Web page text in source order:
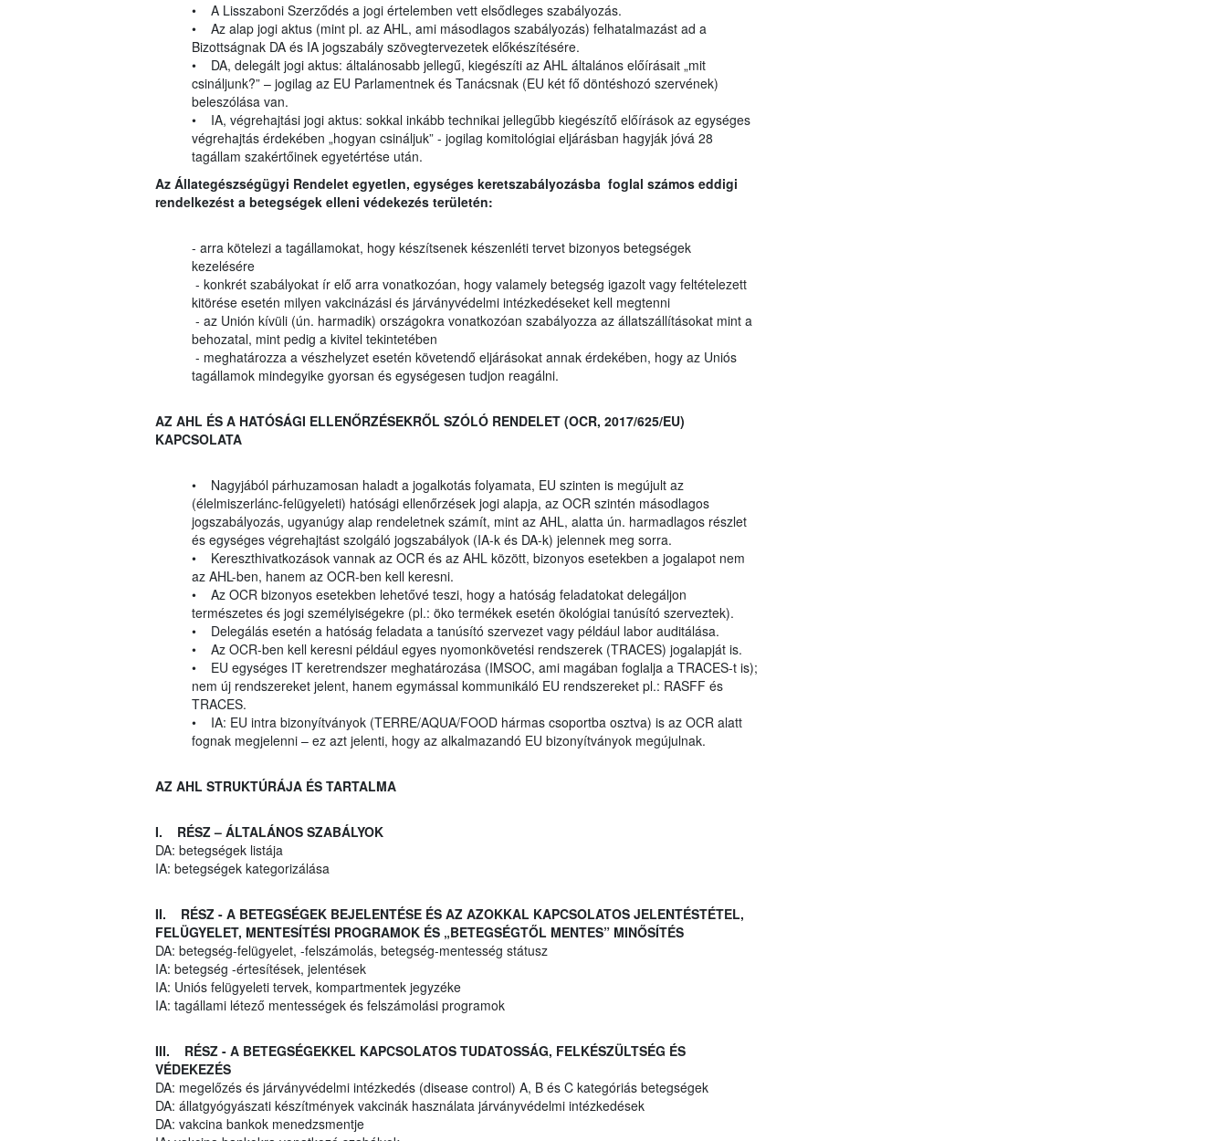
• A Lisszaboni Szerződés a jogi értelemben vett elsődleges szabályozás.
• Az alap jogi aktus (mint pl. az AHL, ami másodlagos szabályozás) felhatalmazást ad a
Bizottságnak DA és IA jogszabály szövegtervezetek előkészítésére.
• DA, delegált jogi aktus: általánosabb jellegű, kiegészíti az AHL általános előírásait „mit
csináljunk?” – jogilag az EU Parlamentnek és Tanácsnak (EU két fő döntéshozó szervének)
beleszólása van.
• IA, végrehajtási jogi aktus: sokkal inkább technikai jellegűbb kiegészítő előírások az egységes
végrehajtás érdekében „hogyan csináljuk” - jogilag komitológiai eljárásban hagyják jóvá 28
tagállam szakértőinek egyetértése után.
Az Állategészségügyi Rendelet egyetlen, egységes keretszabályozásba foglal számos eddigi
rendelkezést a betegségek elleni védekezés területén:
- arra kötelezi a tagállamokat, hogy készítsenek készenléti tervet bizonyos betegségek
kezelésére
- konkrét szabályokat ír elő arra vonatkozóan, hogy valamely betegség igazolt vagy feltételezett
kitörése esetén milyen vakcinázási és járványvédelmi intézkedéseket kell megtenni
- az Unión kívüli (ún. harmadik) országokra vonatkozóan szabályozza az állatszállításokat mint a
behozatal, mint pedig a kivitel tekintetében
- meghatározza a vészhelyzet esetén követendő eljárásokat annak érdekében, hogy az Uniós
tagállamok mindegyike gyorsan és egységesen tudjon reagálni.
AZ AHL ÉS A HATÓSÁGI ELLENŐRZÉSEKRŐL SZÓLÓ RENDELET (OCR, 2017/625/EU)
KAPCSOLATA
• Nagyjából párhuzamosan haladt a jogalkotás folyamata, EU szinten is megújult az
(élelmiszerlánc-felügyeleti) hatósági ellenőrzések jogi alapja, az OCR szintén másodlagos
jogszabályozás, ugyanúgy alap rendeletnek számít, mint az AHL, alatta ún. harmadlagos részlet
és egységes végrehajtást szolgáló jogszabályok (IA-k és DA-k) jelennek meg sorra.
• Kereszthivatkozások vannak az OCR és az AHL között, bizonyos esetekben a jogalapot nem
az AHL-ben, hanem az OCR-ben kell keresni.
• Az OCR bizonyos esetekben lehetővé teszi, hogy a hatóság feladatokat delegáljon
természetes és jogi személyiségekre (pl.: öko termékek esetén ökológiai tanúsító szerveztek).
• Delegálás esetén a hatóság feladata a tanúsító szervezet vagy például labor auditálása.
• Az OCR-ben kell keresni például egyes nyomonkövetési rendszerek (TRACES) jogalapját is.
• EU egységes IT keretrendszer meghatározása (IMSOC, ami magában foglalja a TRACES-t is);
nem új rendszereket jelent, hanem egymással kommunikáló EU rendszereket pl.: RASFF és
TRACES.
• IA: EU intra bizonyítványok (TERRE/AQUA/FOOD hármas csoportba osztva) is az OCR alatt
fognak megjelenni – ez azt jelenti, hogy az alkalmazandó EU bizonyítványok megújulnak.
AZ AHL STRUKTÚRÁJA ÉS TARTALMA
I. RÉSZ – ÁLTALÁNOS SZABÁLYOK
DA: betegségek listája
IA: betegségek kategorizálása
II. RÉSZ - A BETEGSÉGEK BEJELENTÉSE ÉS AZ AZOKKAL KAPCSOLATOS JELENTÉSTÉTEL,
FELÜGYELET, MENTESÍTÉSI PROGRAMOK ÉS „BETEGSÉGTŐL MENTES” MINŐSÍTÉS
DA: betegség-felügyelet, -felszámolás, betegség-mentesség státusz
IA: betegség -értesítések, jelentések
IA: Uniós felügyeleti tervek, kompartmentek jegyzéke
IA: tagállami létező mentességek és felszámolási programok
III. RÉSZ - A BETEGSÉGEKKEL KAPCSOLATOS TUDATOSSÁG, FELKÉSZÜLTSÉG ÉS
VÉDEKEZÉS
DA: megelőzés és járványvédelmi intézkedés (disease control) A, B és C kategóriás betegségek
DA: állatgyógyászati készítmények vakcinák használata járványvédelmi intézkedések
DA: vakcina bankok menedzsmentje